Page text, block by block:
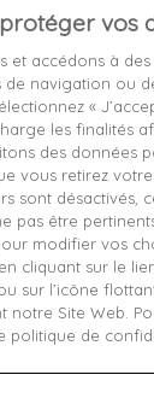
vos
et accédons à
de navigation ou
«
les finalités
des données
vous retirez
sont désactivés,
pas être
modifier vos
cliquant sur le
sur l’icône
notre Site Web.
politique de